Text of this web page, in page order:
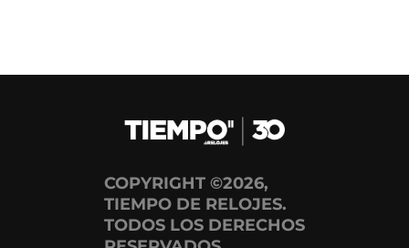
COPYRIGHT ©2026,
TIEMPO DE RELOJES.
TODOS LOS DERECHOS